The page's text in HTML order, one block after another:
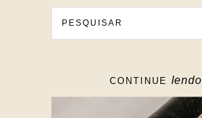
CONTINUE lendo